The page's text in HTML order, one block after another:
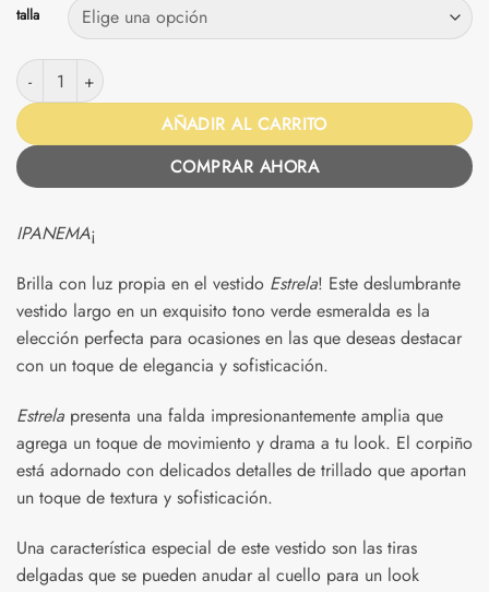
talla
Vestido Estrela (varios colores disponibles) cantidad
AÑADIR AL CARRITO
COMPRAR AHORA
IPANEMA¡
Brilla con luz propia en el vestido Estrela! Este deslumbrante
vestido largo en un exquisito tono verde esmeralda es la
elección perfecta para ocasiones en las que deseas destacar
con un toque de elegancia y sofisticación.
Estrela presenta una falda impresionantemente amplia que
agrega un toque de movimiento y drama a tu look. El corpiño
está adornado con delicados detalles de trillado que aportan
un toque de textura y sofisticación.
Una característica especial de este vestido son las tiras
delgadas que se pueden anudar al cuello para un look